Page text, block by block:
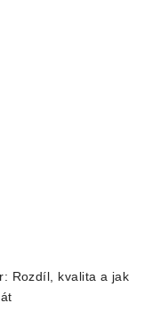
Rozdíl, kvalita a jak